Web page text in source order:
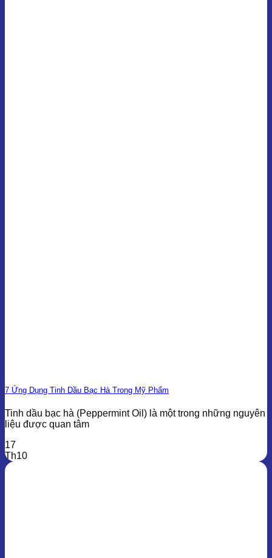
7 Ứng Dụng Tinh Dầu Bạc Hà Trong Mỹ Phẩm
Tinh dầu bạc hà (Peppermint Oil) là một trong những nguyên
liệu được quan tâm
17
Th10